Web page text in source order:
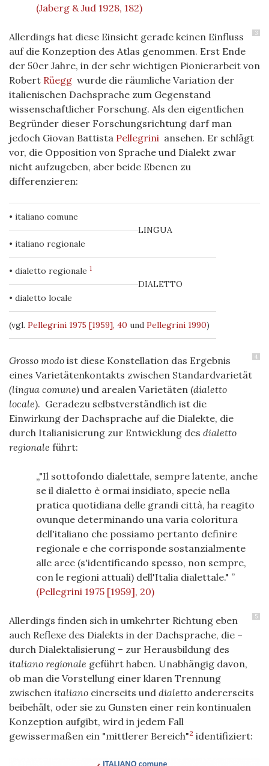
(Jaberg & Jud 1928, 182)
3
Allerdings hat diese Einsicht gerade keinen Einfluss
auf die Konzeption des Atlas genommen. Erst Ende
der 50er Jahre, in der sehr wichtigen Pionierarbeit von
Robert Rüegg wurde die räumliche Variation der
italienischen Dachsprache zum Gegenstand
wissenschaftlicher Forschung. Als den eigentlichen
Begründer dieser Forschungsrichtung darf man
jedoch Giovan Battista Pellegrini ansehen. Er schlägt
vor, die Opposition von Sprache und Dialekt zwar
nicht aufzugeben, aber beide Ebenen zu
differenzieren:
• italiano comune
LINGUA
• italiano regionale
• dialetto regionale 1
DIALETTO
• dialetto locale
(vgl. Pellegrini 1975 [1959], 40 und Pellegrini 1990)
4
Grosso modo ist diese Konstellation das Ergebnis
eines Varietätenkontakts zwischen Standardvarietät
(lingua comune) und arealen Varietäten (dialetto
locale). Geradezu selbstverständlich ist die
Einwirkung der Dachsprache auf die Dialekte, die
durch Italianisierung zur Entwicklung des dialetto
regionale führt:
"Il sottofondo dialettale, sempre latente, anche
se il dialetto è ormai insidiato, specie nella
pratica quotidiana delle grandi città, ha reagito
ovunque determinando una varia coloritura
dell'italiano che possiamo pertanto definire
regionale e che corrisponde sostanzialmente
alle aree (s'identificando spesso, non sempre,
con le regioni attuali) dell'Italia dialettale."
(Pellegrini 1975 [1959], 20)
5
Allerdings finden sich in umkehrter Richtung eben
auch Reflexe des Dialekts in der Dachsprache, die –
durch Dialektalisierung – zur Herausbildung des
italiano regionale geführt haben. Unabhängig davon,
ob man die Vorstellung einer klaren Trennung
zwischen italiano einerseits und dialetto andererseits
beibehält, oder sie zu Gunsten einer rein kontinualen
Konzeption aufgibt, wird in jedem Fall
gewissermaßen ein "mittlerer Bereich"2 identifiziert: